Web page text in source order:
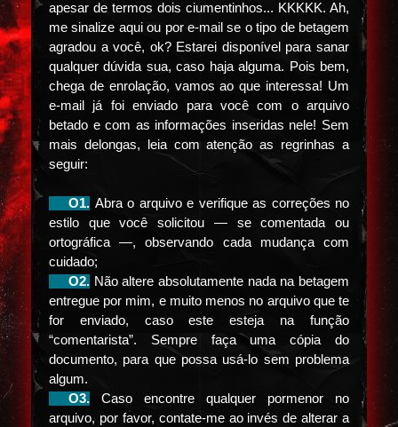
apesar de termos dois ciumentinhos... KKKKK. Ah,
me sinalize aqui ou por e-mail se o tipo de betagem
agradou a você, ok? Estarei disponível para sanar
qualquer dúvida sua, caso haja alguma. Pois bem,
chega de enrolação, vamos ao que interessa! Um
e-mail já foi enviado para você com o arquivo
betado e com as informações inseridas nele! Sem
mais delongas, leia com atenção as regrinhas a
seguir:
⠀⠀O1. Abra o arquivo e verifique as correções no
estilo que você solicitou — se comentada ou
ortográfica —, observando cada mudança com
cuidado;
⠀⠀O2. Não altere absolutamente nada na betagem
entregue por mim, e muito menos no arquivo que te
for enviado, caso este esteja na função
“comentarista”. Sempre faça uma cópia do
documento, para que possa usá-lo sem problema
algum.
O3. Caso encontre qualquer pormenor no
arquivo, por favor, contate-me ao invés de alterar a